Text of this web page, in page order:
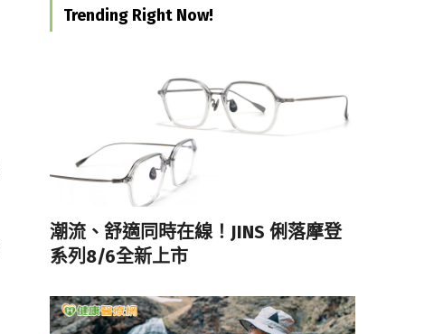
Trending Right Now!
潮流、舒適同時在線！JINS 俐落摩登
系列8/6全新上市